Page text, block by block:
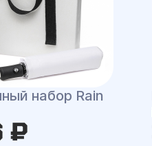
набор Rain
₽